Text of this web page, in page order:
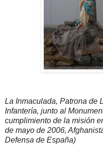
La Inmaculada, Patrona de
Infantería, junto al
cumplimiento de la misión
de mayo de 2006,
Defensa de España)